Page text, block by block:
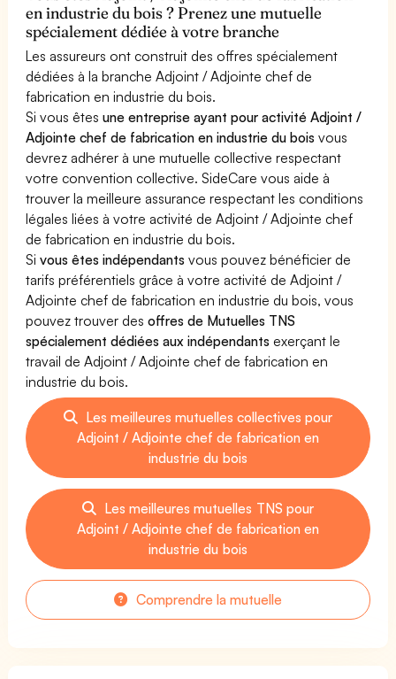
en industrie du bois ? Prenez une mutuelle
spécialement dédiée à votre branche
Les assureurs ont construit des offres spécialement
dédiées à la branche Adjoint / Adjointe chef de
fabrication en industrie du bois.
Si vous êtesune entreprise ayant pour activité Adjoint /
Adjointe chef de fabrication en industrie du bois vous
devrez adhérer à une mutuelle collective respectant
votre convention collective. SideCare vous aide à
trouver la meilleure assurance respectant les conditions
légales liées à votre activité de Adjoint / Adjointe chef
de fabrication en industrie du bois.
Sivous êtes indépendants vous pouvez bénéficier de
tarifs préférentiels grâce à votre activité de Adjoint /
Adjointe chef de fabrication en industrie du bois, vous
pouvez trouver desoffres de Mutuelles TNS
spécialement dédiées aux indépendants exerçant le
travail de Adjoint / Adjointe chef de fabrication en
industrie du bois.
Les meilleures mutuelles collectives pour
Adjoint / Adjointe chef de fabrication en
industrie du bois
Les meilleures mutuelles TNS pour
Adjoint / Adjointe chef de fabrication en
industrie du bois
Comprendre la mutuelle